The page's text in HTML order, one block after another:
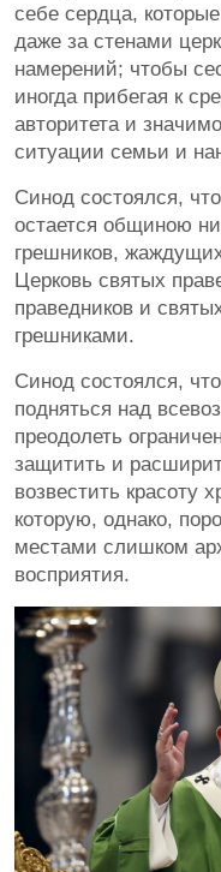
себе сердца,
даже за стенами
намерений; чтобы
иногда прибегая к
авторитета и
ситуации семьи и
Синод состоялся,
остается общиною
грешников,
Церковь святых
праведников и
грешниками.
Синод состоялся,
подняться над
преодолеть
защитить и
возвестить красоту
которую, однако,
местами слишком
восприятия.